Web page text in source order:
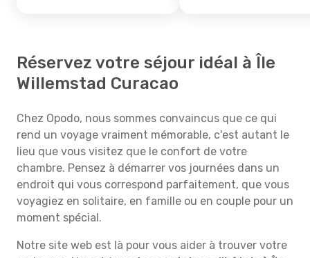
Réservez votre séjour idéal à Île
Willemstad Curacao
Chez Opodo, nous sommes convaincus que ce qui
rend un voyage vraiment mémorable, c'est autant le
lieu que vous visitez que le confort de votre
chambre. Pensez à démarrer vos journées dans un
endroit qui vous correspond parfaitement, que vous
voyagiez en solitaire, en famille ou en couple pour un
moment spécial.
Notre site web est là pour vous aider à trouver votre